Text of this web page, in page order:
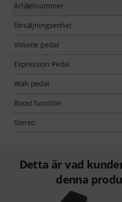
Artikelnummer
försäljningsenhet
Volume pedal
Expression Pedal
Wah pedal
Boost function
Stereo
Detta är vad
denna